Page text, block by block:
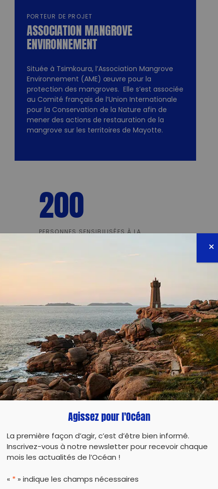
PORTEUR DE PROJET
ASSOCIATION MANGROVE
ENVIRONNEMENT
Située à Tsimkoura, l’Association Mangrove
Environnement (AME) œuvre pour la
protection des mangroves. Elle s’est associée
au Comité français de l’Union Internationale
pour la Conservation de la Nature afin de
mener des actions de restauration de la
mangrove sur les territoires de Mayotte.
200
PERSONNES SENSIBILISÉES À LA
15Ha
DE MANGROVES PROTÉGÉES ET SUIVIES
15
PERSONNES FORMÉES À LA RESTAURATION
DE MANGROVES
POUR ALLER PLUS LOIN
Agissez pour l'Océan
La première façon d’agir, c’est d’être bien informé.
Inscrivez-vous à notre newsletter pour recevoir chaque
mois les actualités de l’Océan !
« * » indique les champs nécessaires